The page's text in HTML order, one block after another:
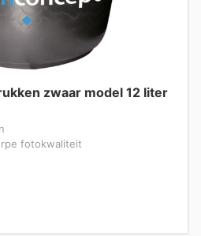
zwaar model 12 liter
fotokwaliteit